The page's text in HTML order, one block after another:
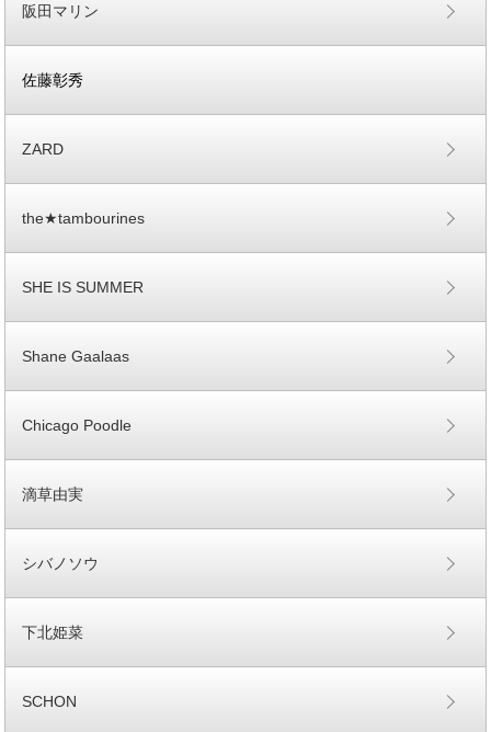
阪田マリン
佐藤彰秀
ZARD
the★tambourines
SHE IS SUMMER
Shane Gaalaas
Chicago Poodle
滴草由実
シバノソウ
下北姫菜
SCHON